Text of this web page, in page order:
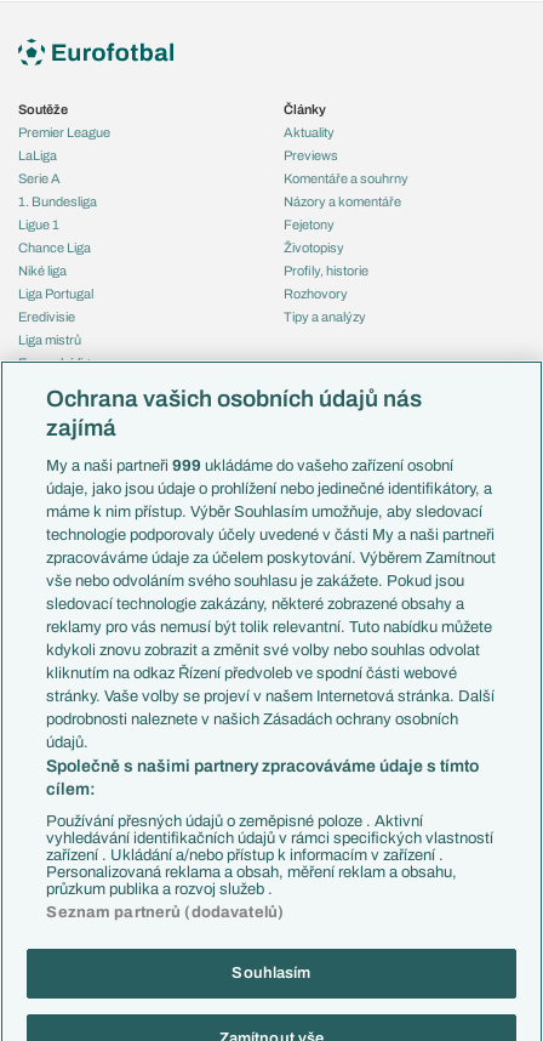
Soutěže
Premier League
LaLiga
Serie A
1. Bundesliga
Ligue 1
Chance Liga
Niké liga
Liga Portugal
Eredivisie
Liga mistrů
Evropská liga
Mistrovství světa
Liga národů
Témata
Představení týmů MS
EuroSkauting
PL v kostce
Evropské koeficienty
Přestupy
Přestupové spekulace
Zranění
Kluby
Arsenal FC
Chelsea FC
Manchester United
AC Milán
Juventus FC
Bayern Mnichov
FC Barcelona
Real Madrid
Články
Aktuality
Previews
Komentáře a souhrny
Názory a komentáře
Fejetony
Životopisy
Profily, historie
Rozhovory
Tipy a analýzy
Česko
Francie
Itálie
Německo
Španělsko
Argentina
Brazílie
Přestupy
Zápasy
Livescore
Tipovací soutěž
Copyright © 2001-2026 EuroFotbal.cz. Využíváme zpravodajství ČTK.
Informace o zpracování osobních údajů
Ochrana vašich osobních údajů nás
zajímá
My a naši partneři999 ukládáme do vašeho zařízení osobní
údaje, jako jsou údaje o prohlížení nebo jedinečné identifikátory, a
máme k nim přístup. Výběr Souhlasím umožňuje, aby sledovací
technologie podporovaly účely uvedené v části My a naši partneři
zpracováváme údaje za účelem poskytování. Výběrem Zamítnout
vše nebo odvoláním svého souhlasu je zakážete. Pokud jsou
sledovací technologie zakázány, některé zobrazené obsahy a
reklamy pro vás nemusí být tolik relevantní. Tuto nabídku můžete
kdykoli znovu zobrazit a změnit své volby nebo souhlas odvolat
kliknutím na odkaz Řízení předvoleb ve spodní části webové
stránky. Vaše volby se projeví v našem Internetová stránka. Další
podrobnosti naleznete v našich Zásadách ochrany osobních
údajů.
Společně s našimi partnery zpracováváme údaje s tímto
cílem:
Používání přesných údajů o zeměpisné poloze . Aktivní
vyhledávání identifikačních údajů v rámci specifických vlastností
zařízení . Ukládání a/nebo přístup k informacím v zařízení .
Personalizovaná reklama a obsah, měření reklam a obsahu,
průzkum publika a rozvoj služeb .
Seznam partnerů (dodavatelů)
Souhlasím